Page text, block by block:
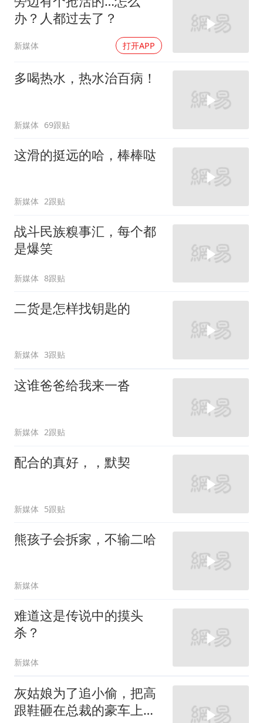
办？人都过去了？
新媒体 打开APP
多喝热水，热水治百病！
新媒体 69跟贴
这滑的挺远的哈，棒棒哒
新媒体 2跟贴
战斗民族糗事汇，每个都
是爆笑
新媒体 8跟贴
二货是怎样找钥匙的
新媒体 3跟贴
这谁爸爸给我来一沓
新媒体 2跟贴
配合的真好，，默契
新媒体 5跟贴
熊孩子会拆家，不输二哈
新媒体
难道这是传说中的摸头
杀？
新媒体
灰姑娘为了追小偷，把高
跟鞋砸在总裁的豪车上，